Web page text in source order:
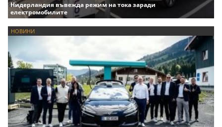
Нидерландия въвежда режим на тока заради
електромобилите
НОВИНИ